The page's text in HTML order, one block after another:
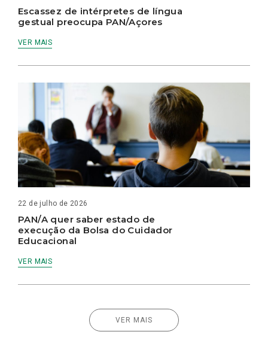
Escassez de intérpretes de língua
gestual preocupa PAN/Açores
VER MAIS
22 de julho de 2026
PAN/A quer saber estado de
execução da Bolsa do Cuidador
Educacional
VER MAIS
VER MAIS